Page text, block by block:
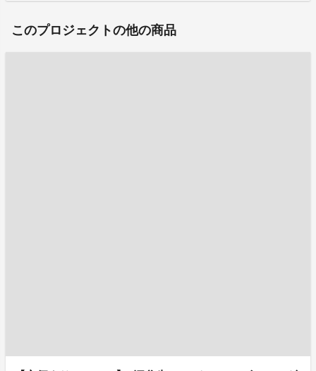
このプロジェクトの他の商品